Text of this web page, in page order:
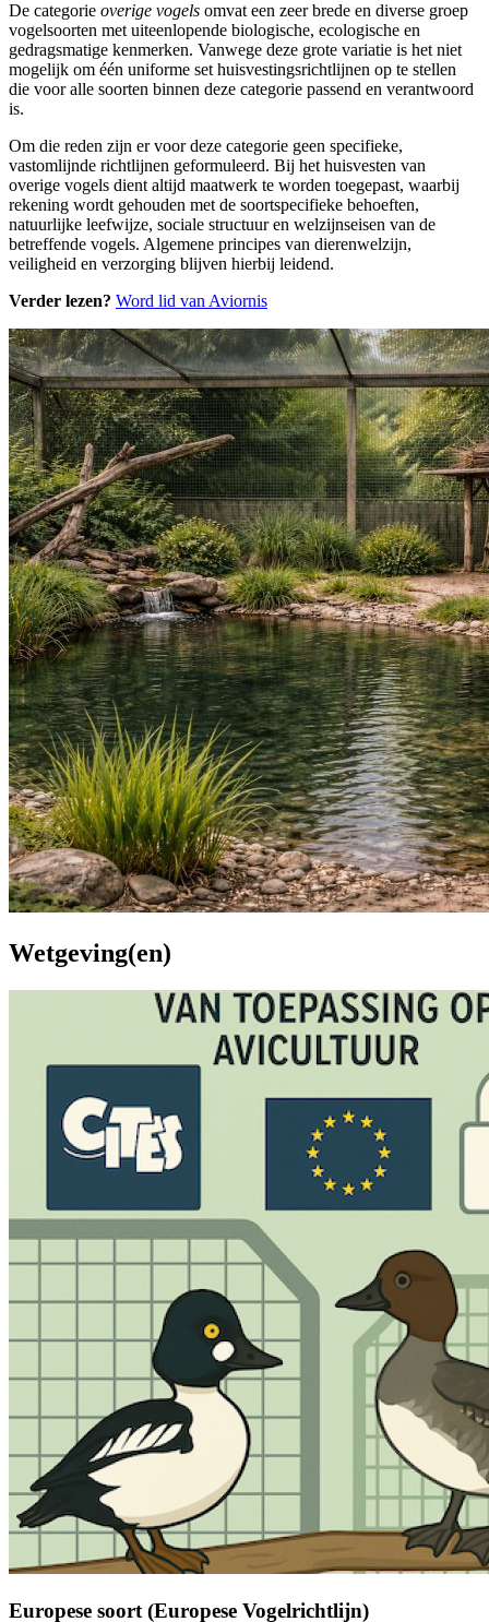
De categorie overige vogels omvat een zeer brede en diverse groep
vogelsoorten met uiteenlopende biologische, ecologische en
gedragsmatige kenmerken. Vanwege deze grote variatie is het niet
mogelijk om één uniforme set huisvestingsrichtlijnen op te stellen
die voor alle soorten binnen deze categorie passend en verantwoord
is.
Om die reden zijn er voor deze categorie geen specifieke,
vastomlijnde richtlijnen geformuleerd. Bij het huisvesten van
overige vogels dient altijd maatwerk te worden toegepast, waarbij
rekening wordt gehouden met de soortspecifieke behoeften,
natuurlijke leefwijze, sociale structuur en welzijnseisen van de
betreffende vogels. Algemene principes van dierenwelzijn,
veiligheid en verzorging blijven hierbij leidend.
Verder lezen? Word lid van Aviornis
Wetgeving(en)
Europese soort (Europese Vogelrichtlijn)